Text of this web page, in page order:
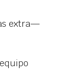
extra—